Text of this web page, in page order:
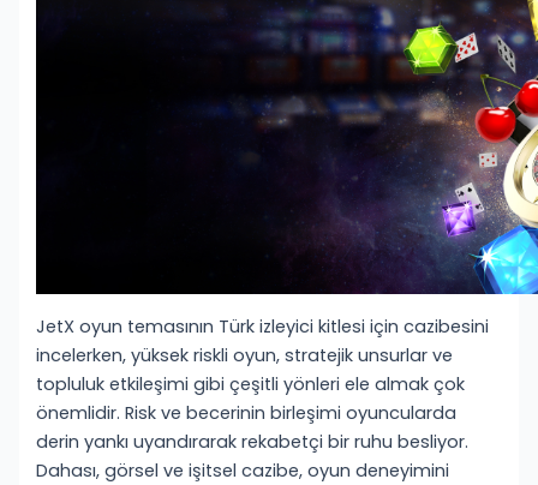
JetX oyun temasının Türk izleyici kitlesi için cazibesini
incelerken, yüksek riskli oyun, stratejik unsurlar ve
topluluk etkileşimi gibi çeşitli yönleri ele almak çok
önemlidir. Risk ve becerinin birleşimi oyuncularda
derin yankı uyandırarak rekabetçi bir ruhu besliyor.
Dahası, görsel ve işitsel cazibe, oyun deneyimini